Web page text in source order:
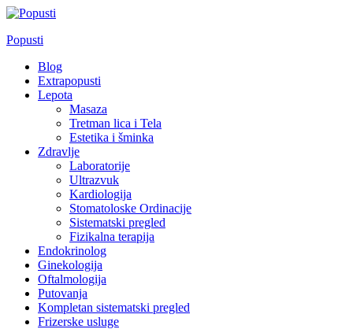
Skip
content
Popusti
Blog
Extrapopusti
Lepota
Masaza
Tretman lica i Tela
Estetika i šminka
Zdravlje
Laboratorije
Ultrazvuk
Kardiologija
Stomatoloske Ordinacije
Sistematski pregled
Fizikalna terapija
Endokrinolog
Ginekologija
Oftalmologija
Putovanja
Kompletan sistematski pregled
Frizerske usluge